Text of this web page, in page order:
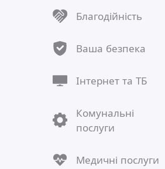
Благодійність
Ваша безпека
Інтернет та ТБ
Комунальні
послуги
Медичні послуги